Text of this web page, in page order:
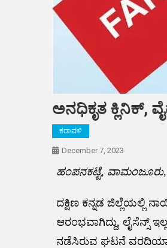
ಅನಧಿಕೃತ ಕ್ಲಿನಿಕ್,
ಕರಾವಳಿ
December 7, 2023
ಹಂಪನಕಟ್ಟೆ, ವಾಮಂಜೂರು,
ದಕ್ಷಿಣ ಕನ್ನಡ ಜಿಲ್ಲೆಯಲ್ಲಿ
ಆರಂಭವಾಗಿದ್ದು, ಲೈಸೆನ್ಸ್
ನಡೆಸಿರುವ ಘಟನೆ